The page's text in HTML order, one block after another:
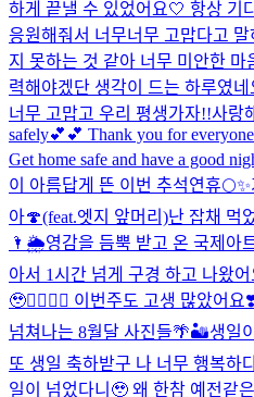
하게 끝낼 수 있었어요🤍 항상 기
응원해줘서 너무너무 고맙다고
지 못하는 것 같아 너무 미안한 마
력해야겠단 생각이 드는 하루였
너무 고맙고 우리 평생가자!!사랑
safely💕💕 Thank you for
Get home safe and have a good
이 아름답게 뜬 이번 추석연휴🌕✨
아🍄(feat.엣지 앞머리)난 잡채 먹
🌂🌦️영감을 듬뿍 받고 온 국제
아서 1시간 넘게 구경 하고 나왔어
🥹❤️‍🔥❤️‍🔥 이번주도 고생 많았어
넘쳐나는 8월달 사진들🌴🏜️생일
또 생일 축하받구 나 너무 행복하
일이 넘었다니🥹 왜 한참 예전같